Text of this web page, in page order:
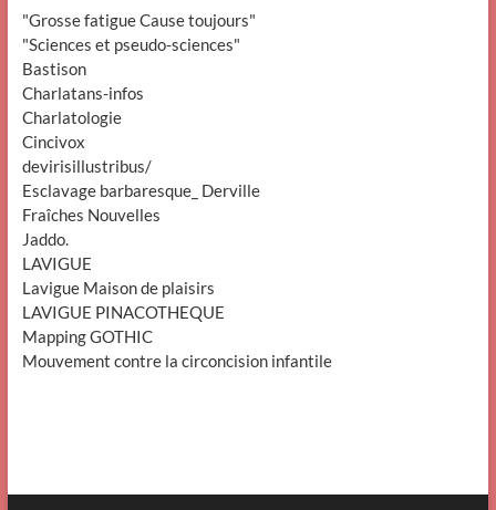
"Grosse fatigue Cause toujours"
"Sciences et pseudo-sciences"
Bastison
Charlatans-infos
Charlatologie
Cincivox
devirisillustribus/
Esclavage barbaresque_ Derville
Fraîches Nouvelles
Jaddo.
LAVIGUE
Lavigue Maison de plaisirs
LAVIGUE PINACOTHEQUE
Mapping GOTHIC
Mouvement contre la circoncision infantile